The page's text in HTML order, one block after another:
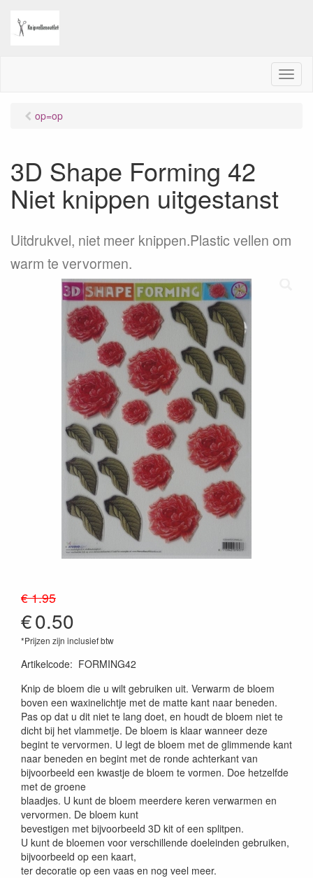
M
e
op=op
3D Shape Forming 42
Niet knippen uitgestanst
Uitdrukvel, niet meer knippen.Plastic vellen om
warm te vervormen.
€ 1.95
€0.50
*Prijzen zijn inclusief btw
Artikelcode: FORMING42
Knip de bloem die u wilt gebruiken uit. Verwarm de bloem
boven een waxinelichtje met de matte kant naar beneden.
Pas op dat u dit niet te lang doet, en houdt de bloem niet te
dicht bij het vlammetje. De bloem is klaar wanneer deze
begint te vervormen. U legt de bloem met de glimmende kant
naar beneden en begint met de ronde achterkant van
bijvoorbeeld een kwastje de bloem te vormen. Doe hetzelfde
met de groene
blaadjes. U kunt de bloem meerdere keren verwarmen en
vervormen. De bloem kunt
bevestigen met bijvoorbeeld 3D kit of een splitpen.
U kunt de bloemen voor verschillende doeleinden gebruiken,
bijvoorbeeld op een kaart,
ter decoratie op een vaas en nog veel meer.